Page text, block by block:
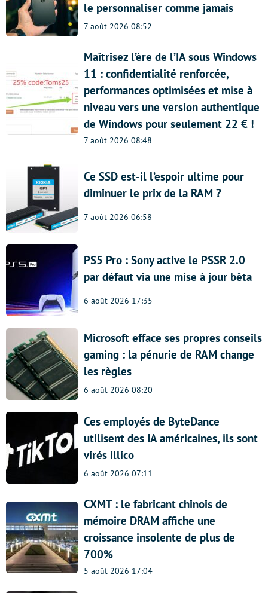
le personnaliser comme jamais
7 août 2026 08:52
Maîtrisez l’ère de l’IA sous Windows
11 : confidentialité renforcée,
performances optimisées et mise à
niveau vers une version authentique
de Windows pour seulement 22 € !
7 août 2026 08:48
Ce SSD est-il l’espoir ultime pour
diminuer le prix de la RAM ?
7 août 2026 06:58
PS5 Pro : Sony active le PSSR 2.0
par défaut via une mise à jour bêta
6 août 2026 17:35
Microsoft efface ses propres conseils
gaming : la pénurie de RAM change
les règles
6 août 2026 08:20
Ces employés de ByteDance
utilisent des IA américaines, ils sont
virés illico
6 août 2026 07:11
CXMT : le fabricant chinois de
mémoire DRAM affiche une
croissance insolente de plus de
700%
5 août 2026 17:04